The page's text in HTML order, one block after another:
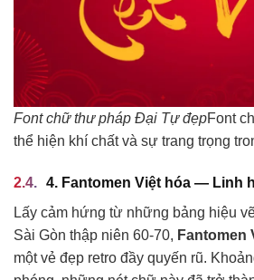
Font chữ thư pháp Đại Tự đẹpFont
thể hiện khí chất và sự trang trọng
4. Fantomen Việt hóa — Linh
Lấy cảm hứng từ những bảng hiệu
Sài Gòn thập niên 60-70, Fantomen
một vẻ đẹp retro đầy quyến rũ.